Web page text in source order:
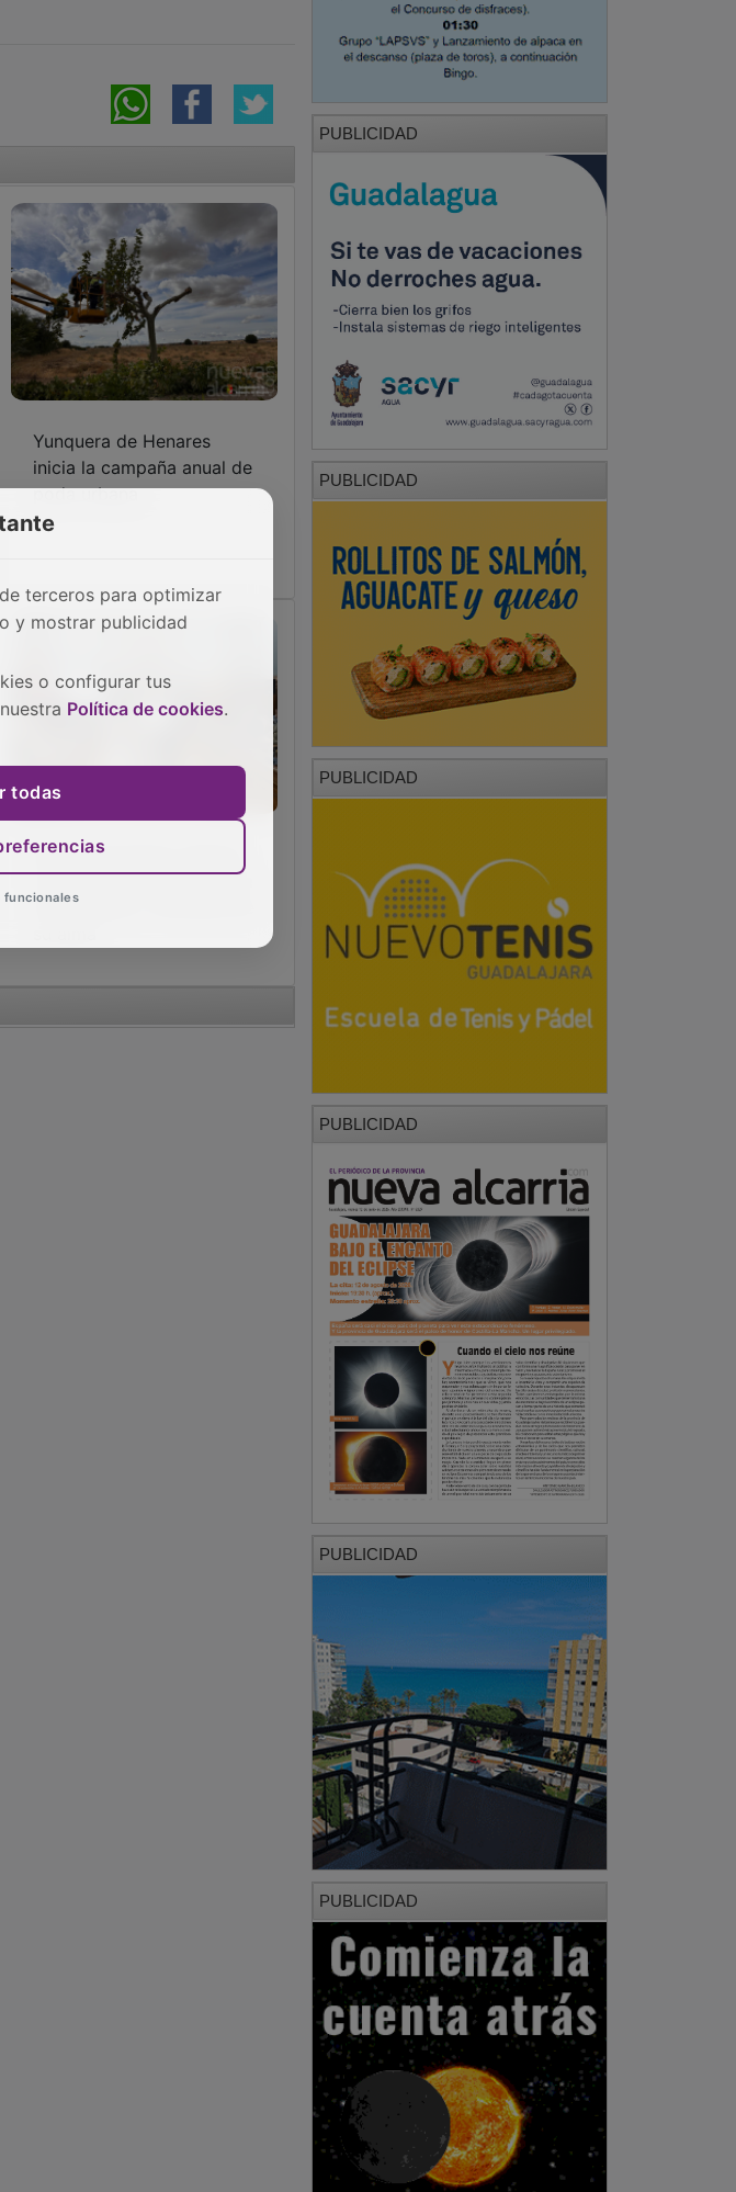
Yunquera de Henares
inicia la campaña anual de
poda urbana
Emilio Fernández-Galiano
Campos: Hijo Adoptivo de
Guadalajara y retratista de
PUBLICIDAD
PUBLICIDAD
PUBLICIDAD
PUBLICIDAD
PUBLICIDAD
PUBLICIDAD
terceros para optimizar
y mostrar publicidad
o configurar tus
Política de cookies.
todas
funcionales